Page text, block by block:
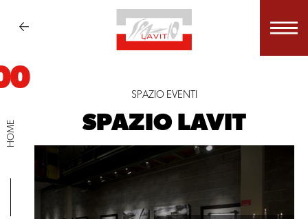
HOME
SPAZIO EVENTI
SPAZIO LAVIT